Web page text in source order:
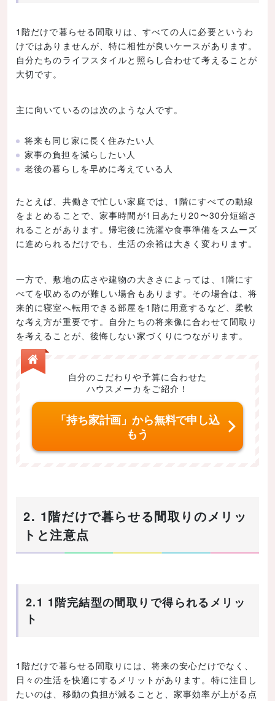
1階だけで暮らせる間取りは、すべての人に必要というわ
けではありませんが、特に相性が良いケースがあります。
自分たちのライフスタイルと照らし合わせて考えることが
大切です。
主に向いているのは次のような人です。
将来も同じ家に長く住みたい人
家事の負担を減らしたい人
老後の暮らしを早めに考えている人
たとえば、共働きで忙しい家庭では、1階にすべての動線
をまとめることで、家事時間が1日あたり20〜30分短縮さ
れることがあります。帰宅後に洗濯や食事準備をスムーズ
に進められるだけでも、生活の余裕は大きく変わります。
一方で、敷地の広さや建物の大きさによっては、1階にす
べてを収めるのが難しい場合もあります。その場合は、将
来的に寝室へ転用できる部屋を1階に用意するなど、柔軟
な考え方が重要です。自分たちの将来像に合わせて間取り
を考えることが、後悔しない家づくりにつながります。
自分のこだわりや予算に合わせた
ハウスメーカをご紹介！
「持ち家計画」から無料で申し込
もう
2. 1階だけで暮らせる間取りのメリッ
トと注意点
2.1 1階完結型の間取りで得られるメリッ
ト
1階だけで暮らせる間取りには、将来の安心だけでなく、
日々の生活を快適にするメリットがあります。特に注目し
たいのは、移動の負担が減ることと、家事効率が上がる点